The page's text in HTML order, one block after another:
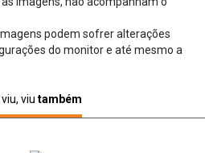
podem sofrer alterações
do monitor e até mesmo a
viu também